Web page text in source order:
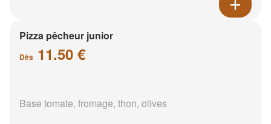
Pizza pêcheur junior
Dès 11.50 €
Base tomate, fromage, thon, olives